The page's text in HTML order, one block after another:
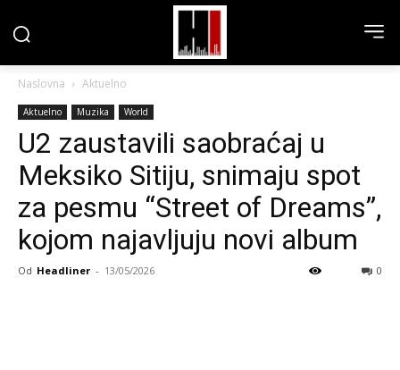
Naslovna Aktuelno
Aktuelno Muzika World
U2 zaustavili saobraćaj u
Meksiko Sitiju, snimaju spot
za pesmu “Street of Dreams”,
kojom najavljuju novi album
Od Headliner - 13/05/2026 0